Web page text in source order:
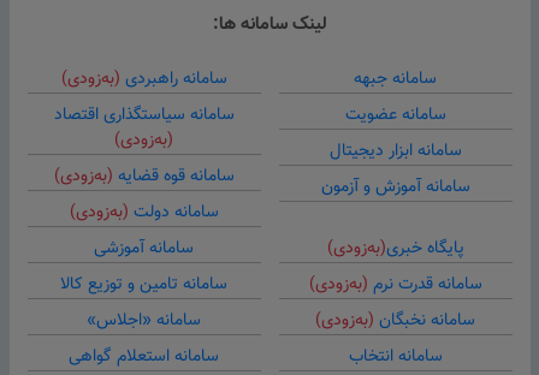
لینک سامانه ها:
سامانه جبهه
سامانه عضویت
سامانه ابزار دیجیتال
سامانه آموزش و آزمون
سامانه راهبردی (به‌زودی)
سامانه سیاستگذاری اقتصاد
(به‌زودی)
سامانه قوه قضایه (به‌زودی)
سامانه دولت (به‌زودی)
پایگاه خبری(به‌زودی)
سامانه قدرت نرم (به‌زودی)
سامانه نخبگان (به‌زودی)
سامانه انتخاب
سامانه آموزشی
سامانه تامین و توزیع کالا
سامانه «اجلاس»
سامانه استعلام گواهی